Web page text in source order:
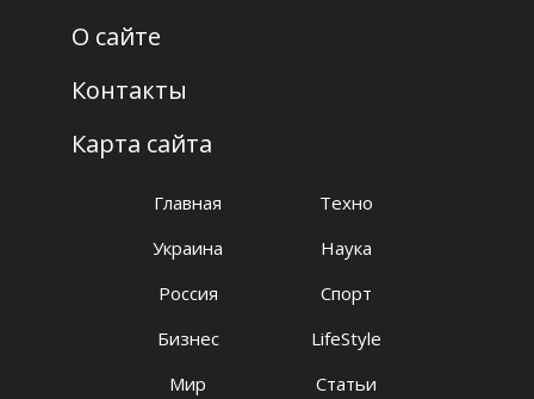
Главная
Украина
Россия
Бизнес
Мир
Техно
Наука
Спорт
LifeStyle
Статьи
О сайте
Контакты
Карта сайта